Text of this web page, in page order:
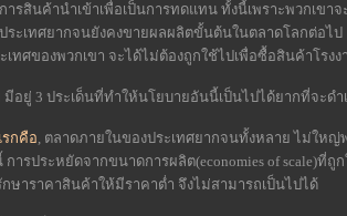
ารสินค้านำเข้าเพื่อเป็นการทดแทน ทั้งนี้เพราะพวกเขา
ระเทศยากจนยังคงขายผลผลิตขั้นต้นในตลาดโลกต่อไ
เทศของพวกเขา จะได้ไม่ต้องถูกใช้ไปเพื่อซื้อสินค้าโรง
มีอยู่ 3 ประเด็นที่ทำให้นโยบายอันนี้เป็นไปได้ยากที่จะดำ
รกคือ, ตลาดภายในของประเทศยากจนทั้งหลาย ไม่ให
การประหยัดจากขนาดการผลิต(economies of scale)ที่
กษาราคาสินค้าให้มีราคาต่ำ จึงไม่สามารถเป็นไปได้